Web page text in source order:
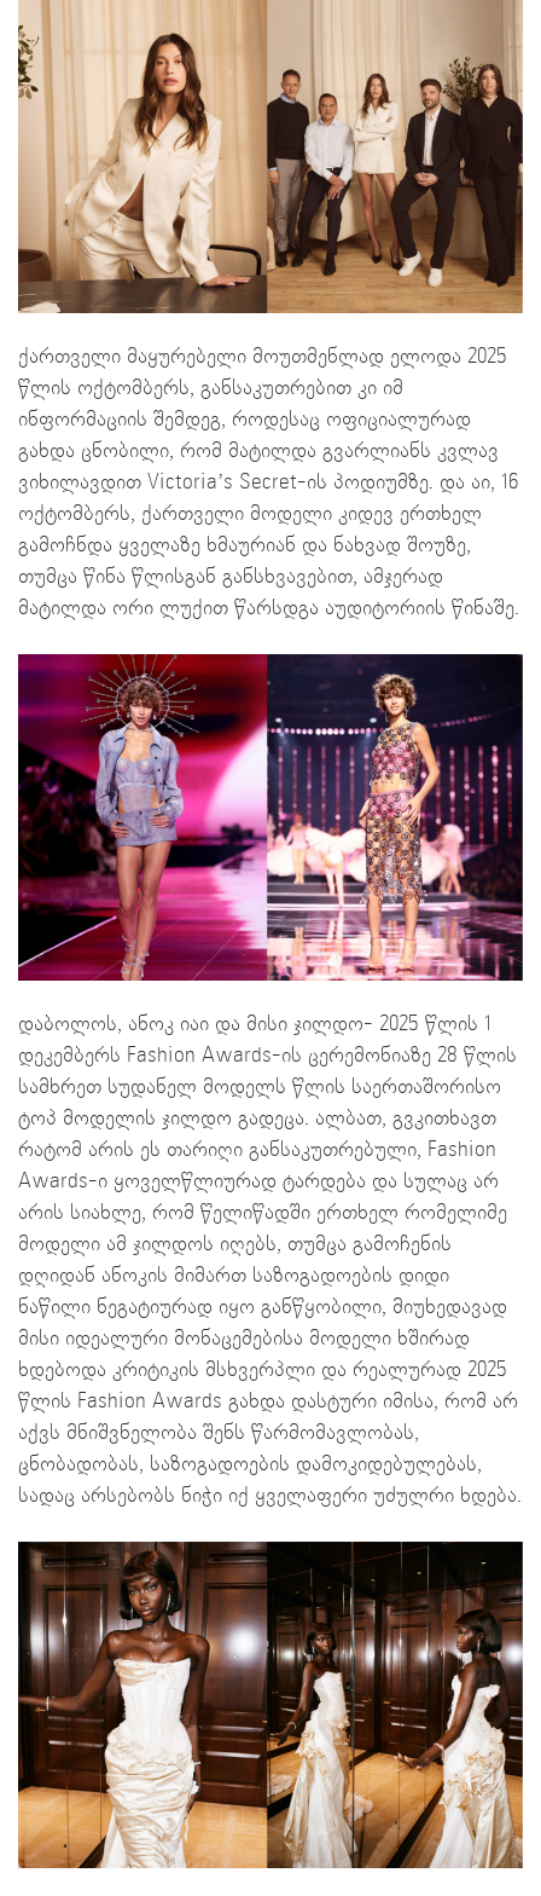
ქართველი მაყურებელი მოუთმენლად ელოდა 2025
წლის ოქტომბერს, განსაკუთრებით კი იმ
ინფორმაციის შემდეგ, როდესაც ოფიციალურად
გახდა ცნობილი, რომ მატილდა გვარლიანს კვლავ
ვიხილავდით Victoria’s Secret-ის პოდიუმზე. და აი, 16
ოქტომბერს, ქართველი მოდელი კიდევ ერთხელ
გამოჩნდა ყველაზე ხმაურიან და ნახვად შოუზე,
თუმცა წინა წლისგან განსხვავებით, ამჯერად
მატილდა ორი ლუქით წარსდგა აუდიტორიის წინაშე.
დაბოლოს, ანოკ იაი და მისი ჯილდო- 2025 წლის 1
დეკემბერს Fashion Awards-ის ცერემონიაზე 28 წლის
სამხრეთ სუდანელ მოდელს წლის საერთაშორისო
ტოპ მოდელის ჯილდო გადეცა. ალბათ, გვკითხავთ
რატომ არის ეს თარიღი განსაკუთრებული, Fashion
Awards-ი ყოველწლიურად ტარდება და სულაც არ
არის სიახლე, რომ წელიწადში ერთხელ რომელიმე
მოდელი ამ ჯილდოს იღებს, თუმცა გამოჩენის
დღიდან ანოკის მიმართ საზოგადოების დიდი
ნაწილი ნეგატიურად იყო განწყობილი, მიუხედავად
მისი იდეალური მონაცემებისა მოდელი ხშირად
ხდებოდა კრიტიკის მსხვერპლი და რეალურად 2025
წლის Fashion Awards გახდა დასტური იმისა, რომ არ
აქვს მნიშვნელობა შენს წარმომავლობას,
ცნობადობას, საზოგადოების დამოკიდებულებას,
სადაც არსებობს ნიჭი იქ ყველაფერი უძულრი ხდება.